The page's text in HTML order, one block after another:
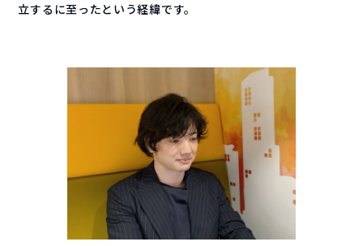
立するに至ったという経緯です。